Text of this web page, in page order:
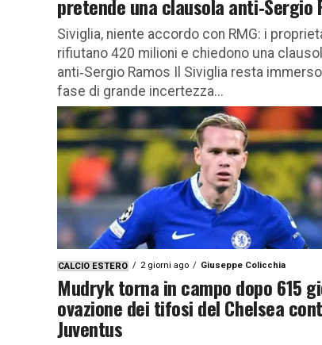
pretende una clausola anti‑Sergio
Siviglia, niente accordo con RMG: i
rifiutano 420 milioni e chiedono una
anti‑Sergio Ramos Il Siviglia resta
fase di grande incertezza...
CALCIO ESTERO 2 giorni ago Giuseppe Colicchia
Mudryk torna in campo dopo 615
ovazione dei tifosi del Chelsea
Juventus